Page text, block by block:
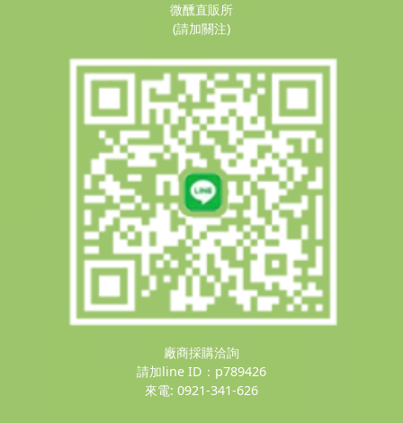
微醺直販所
(請加關注)
廠商採購洽詢
請加line ID：p789426
來電: 0921-341-626